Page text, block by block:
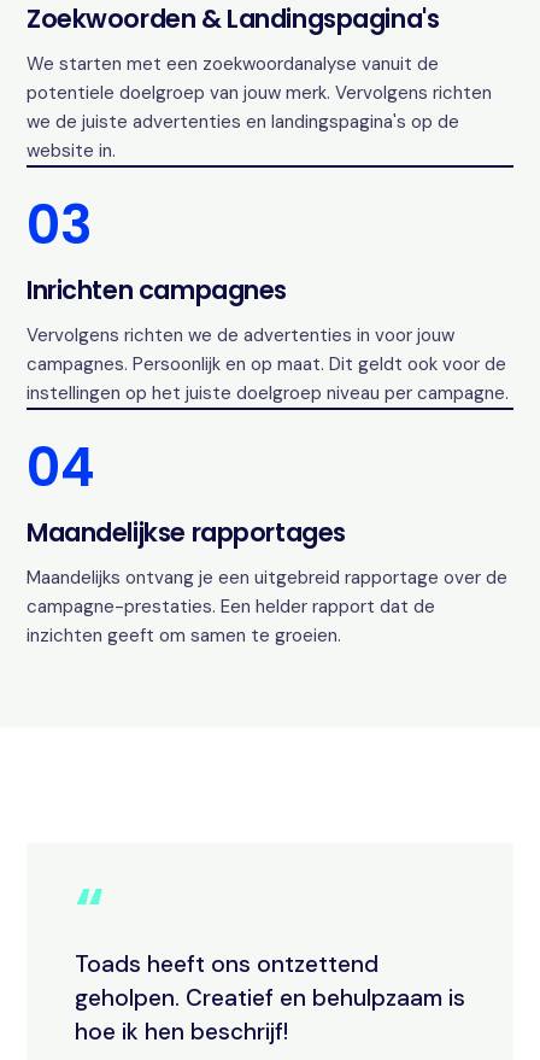
Zoekwoorden & Landingspagina's
We starten met een zoekwoordanalyse vanuit de
potentiele doelgroep van jouw merk. Vervolgens richten
we de juiste advertenties en landingspagina's op de
website in.
03
Inrichten campagnes
Vervolgens richten we de advertenties in voor jouw
campagnes. Persoonlijk en op maat. Dit geldt ook voor de
instellingen op het juiste doelgroep niveau per campagne.
04
Maandelijkse rapportages
Maandelijks ontvang je een uitgebreid rapportage over de
campagne-prestaties. Een helder rapport dat de
inzichten geeft om samen te groeien.
“
Toads heeft ons ontzettend
geholpen. Creatief en behulpzaam is
hoe ik hen beschrijf!